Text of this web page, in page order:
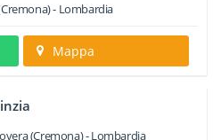
- Lombardia
Mappa
(Cremona) -Lombardia